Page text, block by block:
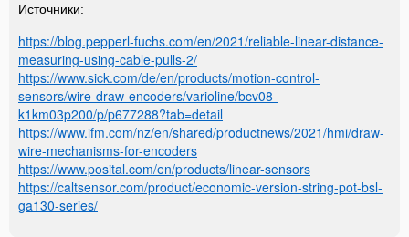
Источники:
https://blog.pepperl-fuchs.com/en/2021/reliable-linear-distance-
measuring-using-cable-pulls-2/
https://www.sick.com/de/en/products/motion-control-
sensors/wire-draw-encoders/varioline/bcv08-
k1km03p200/p/p677288?tab=detail
https://www.ifm.com/nz/en/shared/productnews/2021/hmi/draw-
wire-mechanisms-for-encoders
https://www.posital.com/en/products/linear-sensors
https://caltsensor.com/product/economic-version-string-pot-bsl-
ga130-series/